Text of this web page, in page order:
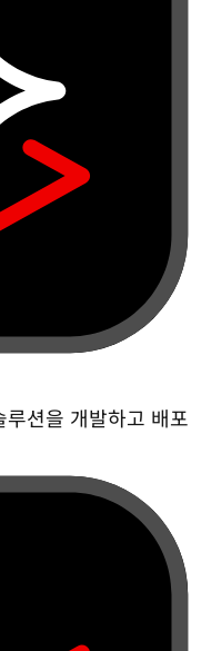
션을 개발하고 배포